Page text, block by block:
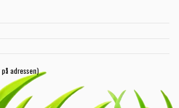
adressen)